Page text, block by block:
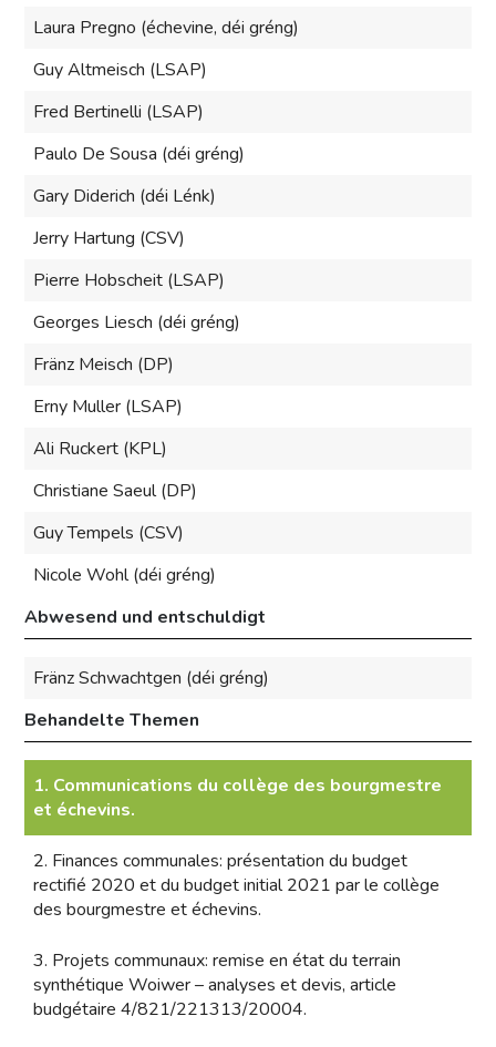
Laura Pregno (échevine, déi gréng)
Guy Altmeisch (LSAP)
Fred Bertinelli (LSAP)
Paulo De Sousa (déi gréng)
Gary Diderich (déi Lénk)
Jerry Hartung (CSV)
Pierre Hobscheit (LSAP)
Georges Liesch (déi gréng)
Fränz Meisch (DP)
Erny Muller (LSAP)
Ali Ruckert (KPL)
Christiane Saeul (DP)
Guy Tempels (CSV)
Nicole Wohl (déi gréng)
Abwesend und entschuldigt
Fränz Schwachtgen (déi gréng)
Behandelte Themen
1. Communications du collège des bourgmestre
et échevins.
2. Finances communales: présentation du budget
rectifié 2020 et du budget initial 2021 par le collège
des bourgmestre et échevins.
3. Projets communaux: remise en état du terrain
synthétique Woiwer – analyses et devis, article
budgétaire 4/821/221313/20004.